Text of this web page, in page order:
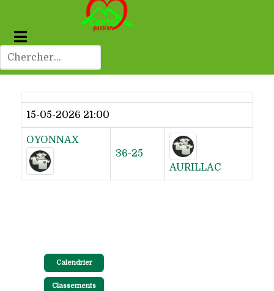
Dernier résultat
15-05-2026 21:00
OYONNAX
36-25
AURILLAC
Calendrier
Classements